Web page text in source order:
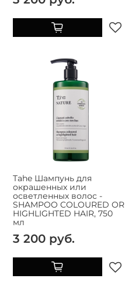
Tahe Шампунь для
окрашенных или
осветленных волос -
SHAMPOO COLOURED OR
HIGHLIGHTED HAIR, 750
мл
3 200 руб.